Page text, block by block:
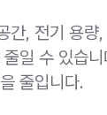
간, 전기 용
일 수 있습
줄입니다.